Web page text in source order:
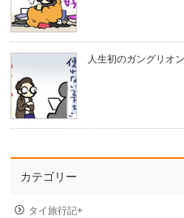
人生初のガングリオン
カテゴリー
タイ旅行記+